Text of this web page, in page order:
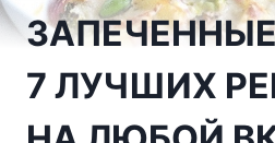
7 ЛУЧШИХ